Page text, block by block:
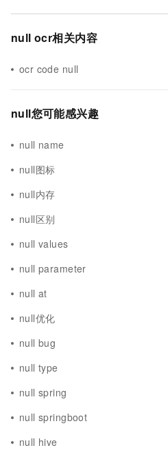
null ocr相关内容
ocr code null
null您可能感兴趣
null name
null图标
null内存
null区别
null values
null parameter
null at
null优化
null bug
null type
null spring
null springboot
null hive